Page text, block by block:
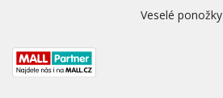
Veselé ponožky